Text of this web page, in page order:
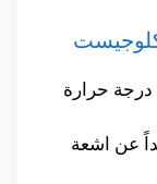
حرارة
عن اشعة